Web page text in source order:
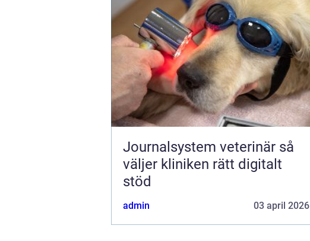
Journalsystem veterinär så
väljer kliniken rätt digitalt
stöd
admin 03 april 2026